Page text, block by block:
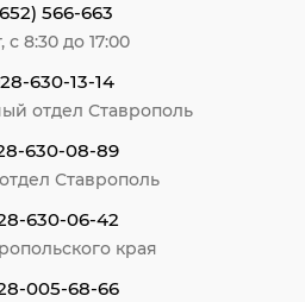
566-663
с 8:30 до 17:00
630-13-14
отдел Ставрополь
630-08-89
Ставрополь
630-06-42
края
005-68-66